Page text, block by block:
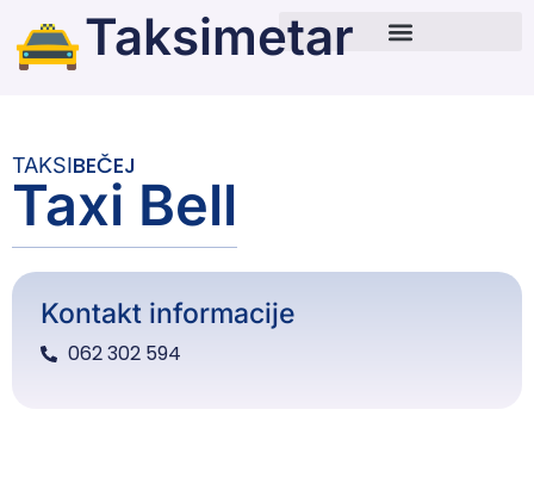
Taksimetar
TAKSIBEČEJ
Taxi Bell
Kontakt informacije
062 302 594